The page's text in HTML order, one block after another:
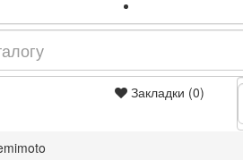
Закладки (0)